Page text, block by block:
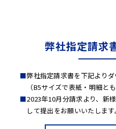
弊社指定請求
弊社指定請求書を下記よりダ
（B5サイズで表紙・明細と
2023年10月分請求より、新
して提出をお願いいたします。